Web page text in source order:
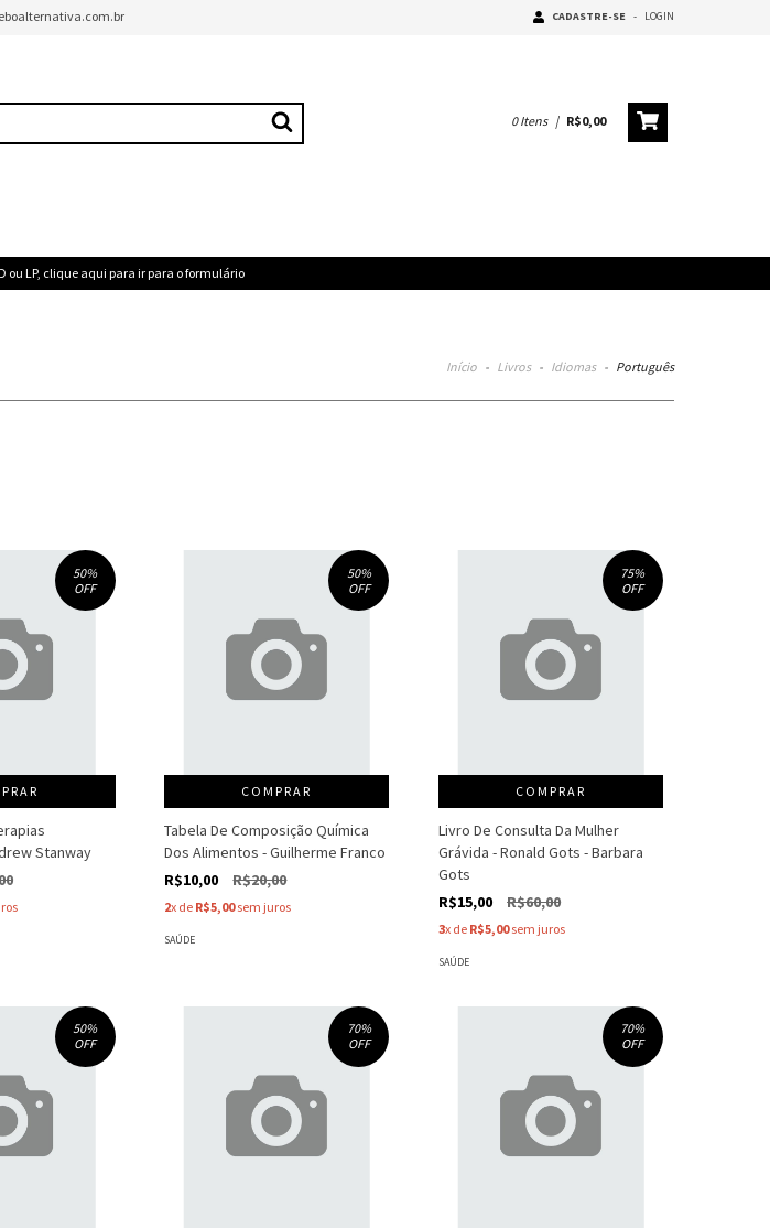
CADASTRE-SE - LOGIN
0Itens | R$0,00
ou LP, clique aqui para ir para o formulário
Início - Livros - Idiomas - Português
50%
OFF
Stanway
50%
OFF
COMPRAR
Tabela De Composição Química
Dos Alimentos - Guilherme Franco
R$10,00
R$20,00
2x de R$5,00sem juros
SAÚDE
75%
OFF
COMPRAR
Livro De Consulta Da Mulher
Grávida - Ronald Gots - Barbara
Gots
R$15,00
R$60,00
3x de R$5,00sem juros
SAÚDE
50%
OFF
70%
OFF
70%
OFF